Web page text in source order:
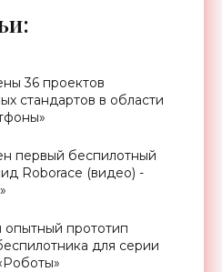
36 проектов
стандартов в области
первый беспилотный
Roborace (видео) -
опытный прототип
для серии